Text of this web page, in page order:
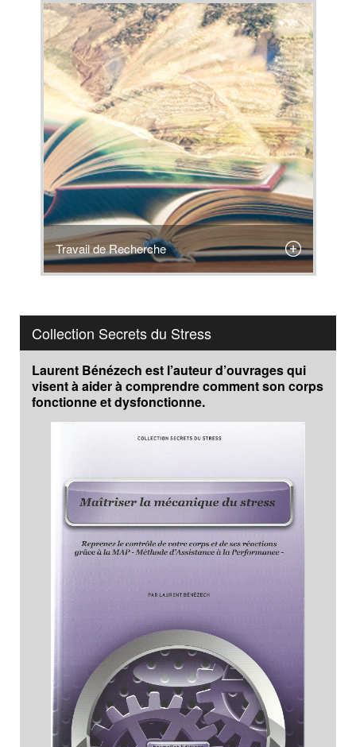
Travail de Recherche
Collection Secrets du Stress
Laurent Bénézech est l’auteur d’ouvrages qui
visent à aider à comprendre comment son corps
fonctionne et dysfonctionne.